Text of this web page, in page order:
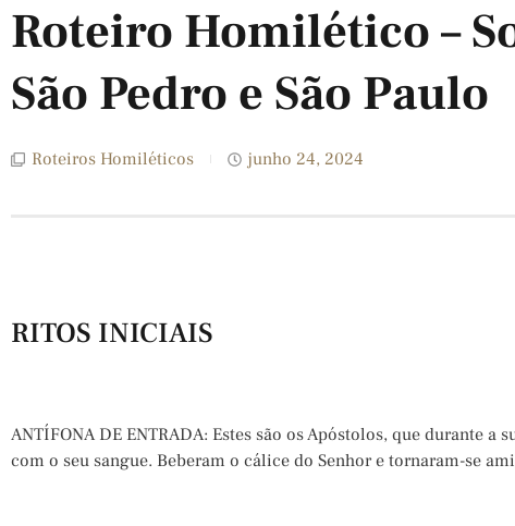
Roteiro Homilético –
São Pedro e São Paulo
Roteiros Homiléticos junho 24, 2024
RITOS INICIAIS
ANTÍFONA DE ENTRADA: Estes são os Apóstolos, que durante a
com o seu sangue. Beberam o cálice do Senhor e tornaram-se